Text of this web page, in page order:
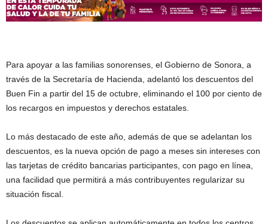
Para apoyar a las familias sonorenses, el Gobierno de Sonora, a
través de la Secretaría de Hacienda, adelantó los descuentos del
Buen Fin a partir del 15 de octubre, eliminando el 100 por ciento de
los recargos en impuestos y derechos estatales.
Lo más destacado de este año, además de que se adelantan los
descuentos, es la nueva opción de pago a meses sin intereses con
las tarjetas de crédito bancarias participantes, con pago en línea,
una facilidad que permitirá a más contribuyentes regularizar su
situación fiscal.